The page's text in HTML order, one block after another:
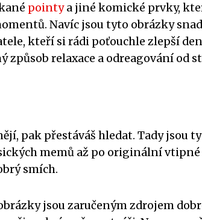
pointya jiné komické prvky,
Navíc jsou tyto obrázky
kteří si rádi poťouchle zlepší
relaxace a odreagování od
pak přestáváš hledat. Tady jsou ty
memů až po originální vtipné
smích.
jsou zaručeným zdrojem